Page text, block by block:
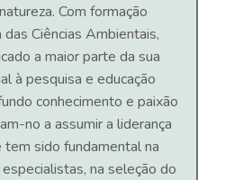
Com formação
das Ciências Ambientais,
a maior parte da sua
à pesquisa e educação
conhecimento e paixão
no a assumir a liderança
sido fundamental na
na seleção do